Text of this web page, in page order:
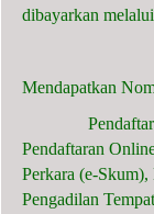
dibayarkan
Mendapatkan
Pendaftaran
Pendaftaran
Perkara (e-
Pengadilan